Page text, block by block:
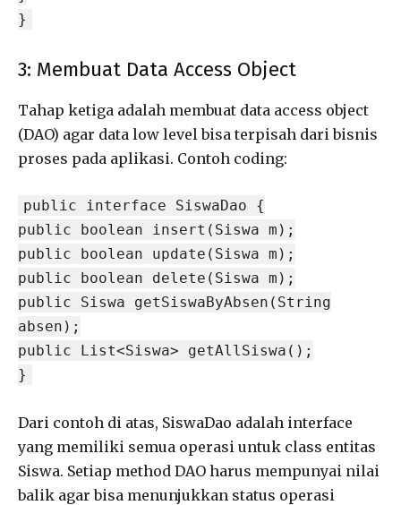
}
3: Membuat Data Access Object
Tahap ketiga adalah membuat data access object
(DAO) agar data low level bisa terpisah dari bisnis
proses pada aplikasi. Contoh coding:
public interface SiswaDao {
public boolean insert(Siswa m);
public boolean update(Siswa m);
public boolean delete(Siswa m);
public Siswa getSiswaByAbsen(String
absen);
public List<Siswa> getAllSiswa();
}
Dari contoh di atas, SiswaDao adalah interface
yang memiliki semua operasi untuk class entitas
Siswa. Setiap method DAO harus mempunyai nilai
balik agar bisa menunjukkan status operasi